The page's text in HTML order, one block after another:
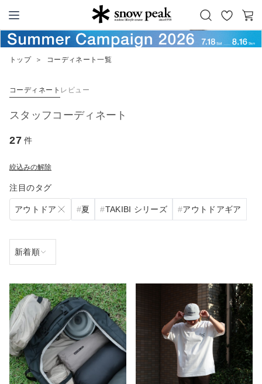
Snow Peak
お
気
カ
ー
トップ ＞ コーディネート一覧
コーディネート レビュー
スタッフコーディネート
27 件
絞込みの解除
注目のタグ
アウトドア 夏 TAKIBI シリーズ アウトドアギア